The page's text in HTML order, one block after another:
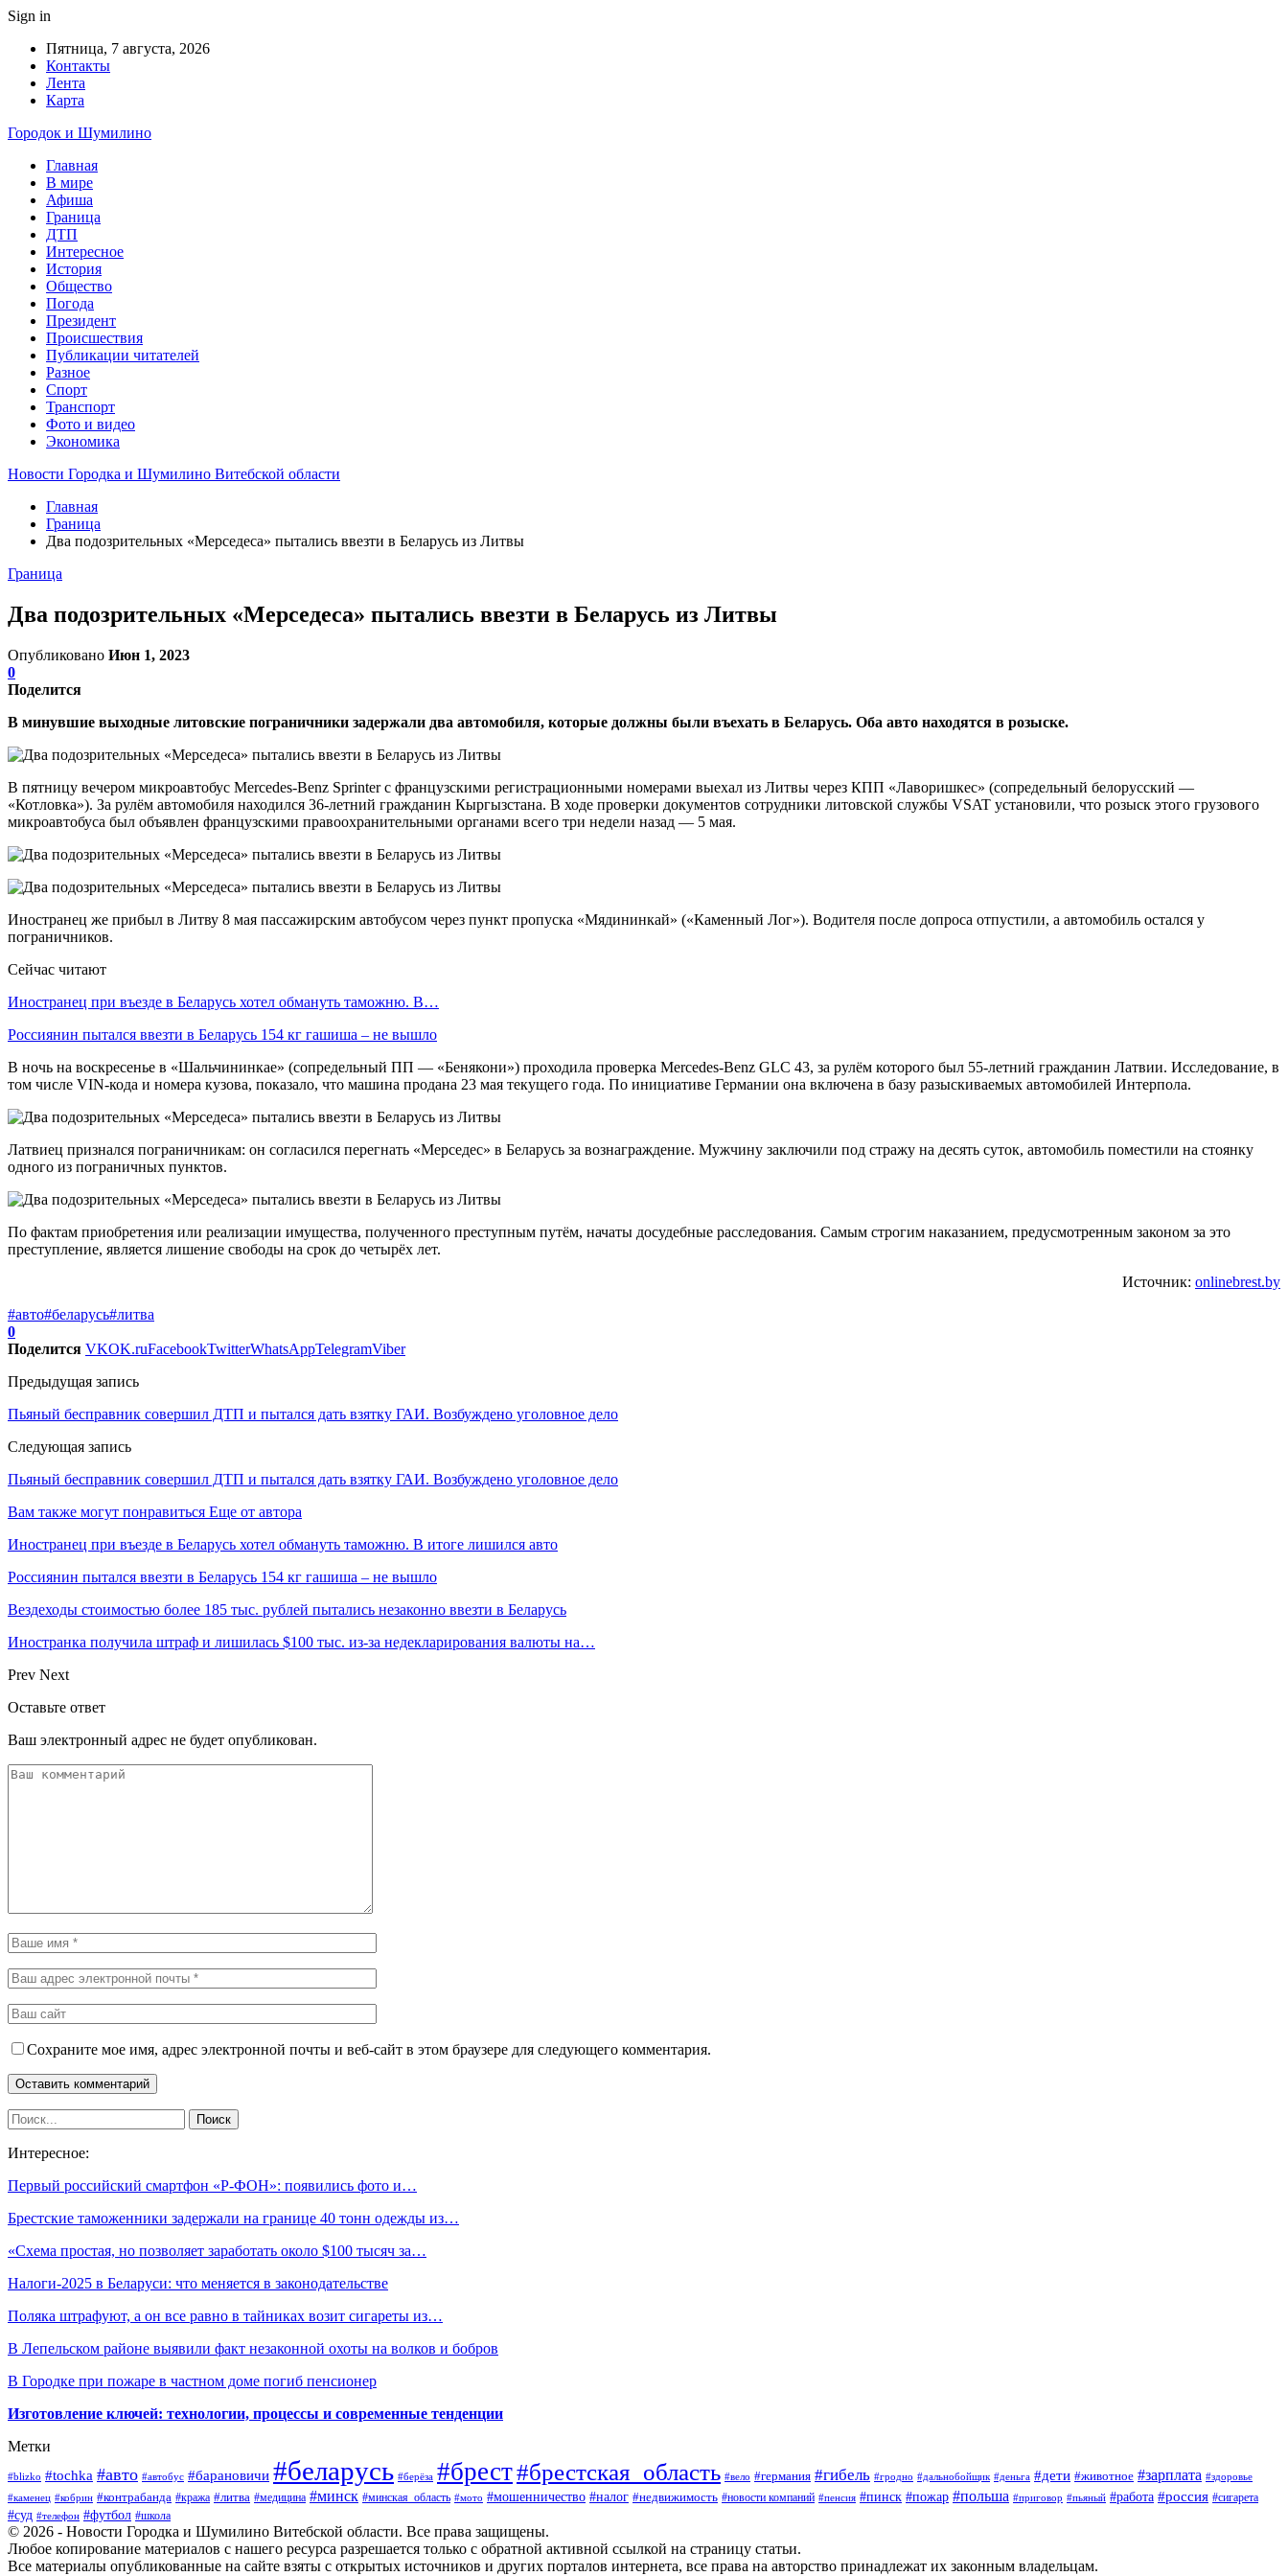
Sign in
Пятница, 7 августа, 2026
Контакты
Лента
Карта
Городок и Шумилино
Главная
В мире
Афиша
Граница
ДТП
Интересное
История
Общество
Погода
Президент
Происшествия
Публикации читателей
Разное
Спорт
Транспорт
Фото и видео
Экономика
Новости Городка и Шумилино Витебской области
Главная
Граница
Два подозрительных «Мерседеса» пытались ввезти в Беларусь из Литвы
Граница
Два подозрительных «Мерседеса» пытались ввезти в Беларусь из Литвы
Опубликовано Июн 1, 2023
0
Поделится
В минувшие выходные литовские пограничники задержали два автомобиля, которые должны были въехать в Беларусь. Оба авто находятся в розыске.
В пятницу вечером микроавтобус Mercedes-Benz Sprinter с французскими регистрационными номерами выехал из Литвы через КПП «Лаворишкес» (сопредельный белорусский —
«Котловка»). За рулём автомобиля находился 36-летний гражданин Кыргызстана. В ходе проверки документов сотрудники литовской службы VSAT установили, что розыск этого грузового
микроавтобуса был объявлен французскими правоохранительными органами всего три недели назад — 5 мая.
Иностранец же прибыл в Литву 8 мая пассажирским автобусом через пункт пропуска «Мядининкай» («Каменный Лог»). Водителя после допроса отпустили, а автомобиль остался у
пограничников.
Сейчас читают
Иностранец при въезде в Беларусь хотел обмануть таможню. В…
Россиянин пытался ввезти в Беларусь 154 кг гашиша – не вышло
В ночь на воскресенье в «Шальчининкае» (сопредельный ПП — «Бенякони») проходила проверка Mercedes-Benz GLC 43, за рулём которого был 55-летний гражданин Латвии. Исследование, в
том числе VIN-кода и номера кузова, показало, что машина продана 23 мая текущего года. По инициативе Германии она включена в базу разыскиваемых автомобилей Интерпола.
Латвиец признался пограничникам: он согласился перегнать «Мерседес» в Беларусь за вознаграждение. Мужчину заключили под стражу на десять суток, автомобиль поместили на стоянку
одного из пограничных пунктов.
По фактам приобретения или реализации имущества, полученного преступным путём, начаты досудебные расследования. Самым строгим наказанием, предусмотренным законом за это
преступление, является лишение свободы на срок до четырёх лет.
Источник: onlinebrest.by
#авто#беларусь#литва
0
Поделится VKOK.ruFacebookTwitterWhatsAppTelegramViber
Предыдущая запись
Пьяный бесправник совершил ДТП и пытался дать взятку ГАИ. Возбуждено уголовное дело
Следующая запись
Пьяный бесправник совершил ДТП и пытался дать взятку ГАИ. Возбуждено уголовное дело
Вам также могут понравиться Еще от автора
Иностранец при въезде в Беларусь хотел обмануть таможню. В итоге лишился авто
Россиянин пытался ввезти в Беларусь 154 кг гашиша – не вышло
Вездеходы стоимостью более 185 тыс. рублей пытались незаконно ввезти в Беларусь
Иностранка получила штраф и лишилась $100 тыс. из-за недекларирования валюты на…
Prev Next
Оставьте ответ
Ваш электронный адрес не будет опубликован.
Сохраните мое имя, адрес электронной почты и веб-сайт в этом браузере для следующего комментария.
Интересное:
Первый российский смартфон «Р-ФОН»: появились фото и…
Брестские таможенники задержали на границе 40 тонн одежды из…
«Схема простая, но позволяет заработать около $100 тысяч за…
Налоги-2025 в Беларуси: что меняется в законодательстве
Поляка штрафуют, а он все равно в тайниках возит сигареты из…
В Лепельском районе выявили факт незаконной охоты на волков и бобров
В Городке при пожаре в частном доме погиб пенсионер
Изготовление ключей: технологии, процессы и современные тенденции
Метки
#blizko #tochka #авто #автобус #барановичи #беларусь #берёза #брест#брестская_область #вело #германия #гибель #гродно #дальнобойщик #деньга #дети #животное #зарплата #здоровье
#каменец #кобрин #контрабанда #кража #литва #медицина #минск #минская_область #мото #мошенничество #налог #недвижимость #новости компаний #пенсия #пинск #пожар #польша #приговор #пьяный #работа #россия #сигарета
#суд #телефон #футбол #школа
© 2026 - Новости Городка и Шумилино Витебской области. Все права защищены.
Любое копирование материалов с нашего ресурса разрешается только с обратной активной ссылкой на страницу статьи.
Все материалы опубликованные на сайте взяты с открытых источников и других порталов интернета, все права на авторство принадлежат их законным владельцам.